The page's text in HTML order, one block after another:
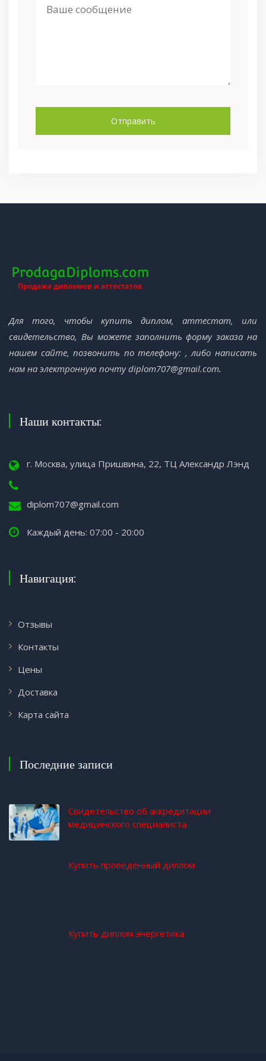
Для того, чтобы купить диплом, аттестат, или
свидетельство, Вы можете заполнить форму заказа на
нашем сайте, позвонить по телефону: , либо написать
нам на электронную почтуdiplom707@gmail.com.
Наши контакты:
г. Москва, улица Пришвина, 22, ТЦ Александр Лэнд
diplom707@gmail.com
Каждый день: 07:00 - 20:00
Навигация:
Отзывы
Контакты
Цены
Доставка
Карта сайта
Последние записи
Свидетельство об аккредитации
медицинского специалиста
Купить проведенный диплом
Купить диплом энергетика